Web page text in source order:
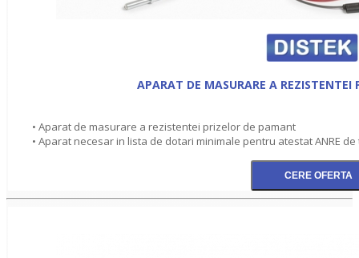
APARAT DE MASURARE A REZISTENTEI
• Aparat de masurare a rezistentei prizelor de pamant
• Aparat necesar in lista de dotari minimale pentru atestat ANRE de